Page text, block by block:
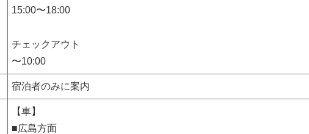
15:00〜18:00
チェックアウト
〜10:00
宿泊者のみに案内
【車】
■広島方面